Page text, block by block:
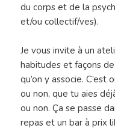
du corps et de la
et/ou collectif/ves).
Je vous invite à un
habitudes et façons
qu’on y associe. C’est
ou non, que tu aies
ou non. Ça se passe
repas et un bar à prix